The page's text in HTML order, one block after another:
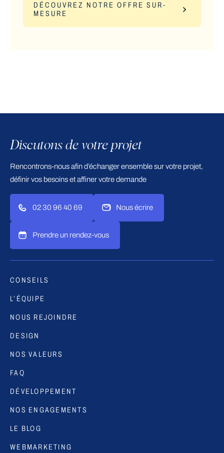
DÉCOUVREZ NOTRE OFFRE SUR-
MESURE
Discutons de votre projet
Rencontrons-nous afin d’échanger ensemble sur votre projet,
définir vos besoins et affiner votre demande
02 30 96 40 69 Nous écrire
Prendre un rendez-vous
CONSEILS
L’ÉQUIPE
NOUS REJOINDRE
DESIGN
NOS VALEURS
FAQ
DÉVELOPPEMENT
NOS ENGAGEMENTS
LE BLOG
WEBMARKETING